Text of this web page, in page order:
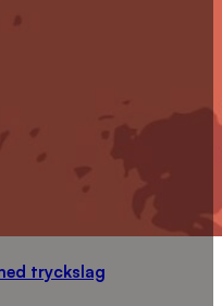
tryckslag